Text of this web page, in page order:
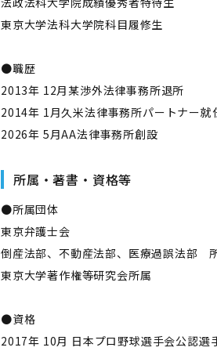
東京大学法科大学院科目履修生
●職歴
2013年 12月某渉外法律事務所退所
2014年 1月久米法律事務所パートナー就
2026年 5月AA法律事務所創設
所属・著書・資格等
●所属団体
東京弁護士会
倒産法部、不動産法部、医療過誤法部
東京大学著作権等研究会所属
●資格
2017年 10月 日本プロ野球選手会公認選